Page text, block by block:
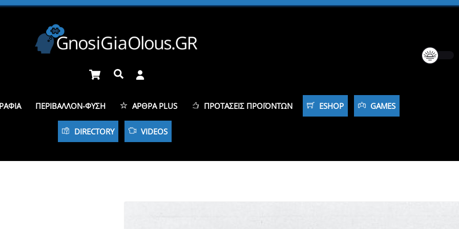
Cart Αναζήτηση
ΠΕΡΙΒΆΛΛΟΝ-ΦΎΣΗ ΆΡΘΡΑ PLUS ΠΡΟΤΆΣΕΙΣ ΠΡΟΪΌΝΤΩΝ ESHOP GAMES
DIRECTORY VIDEOS